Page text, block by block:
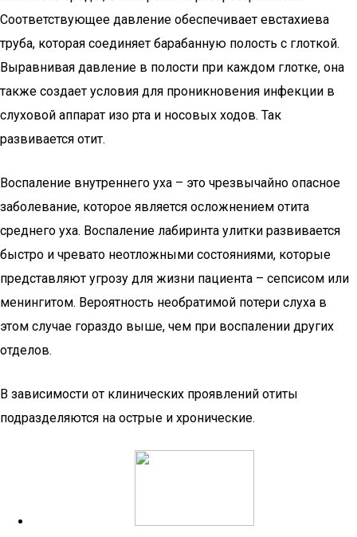
Соответствующее давление обеспечивает евстахиева
труба, которая соединяет барабанную полость с глоткой.
Выравнивая давление в полости при каждом глотке, она
также создает условия для проникновения инфекции в
слуховой аппарат изо рта и носовых ходов. Так
развивается отит.
Воспаление внутреннего уха – это чрезвычайно опасное
заболевание, которое является осложнением отита
среднего уха. Воспаление лабиринта улитки развивается
быстро и чревато неотложными состояниями, которые
представляют угрозу для жизни пациента – сепсисом или
менингитом. Вероятность необратимой потери слуха в
этом случае гораздо выше, чем при воспалении других
отделов.
В зависимости от клинических проявлений отиты
подразделяются на острые и хронические.